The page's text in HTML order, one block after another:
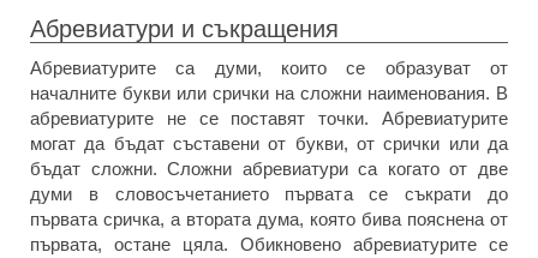
Абревиатури и съкращения
Абревиатурите са думи, които се образуват от
началните букви или срички на сложни наименования. В
абревиатурите не се поставят точки. Абревиатурите
могат да бъдат съставени от букви, от срички или да
бъдат сложни. Сложни абревиатури са когато от две
думи в словосъчетанието първата се съкрати до
първата сричка, а втората дума, която бива пояснена от
първата, остане цяла. Обикновено абревиатурите се